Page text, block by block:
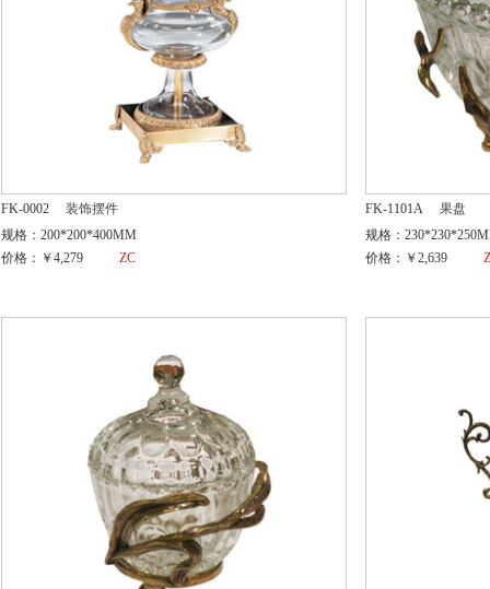
FK-0002
装饰摆件
规格：200*200*400MM
价格：￥4,279
ZC
FK-1101A
果盘
规格：
价格：￥2,639